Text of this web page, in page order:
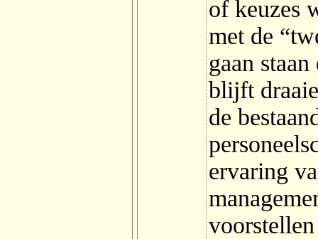
of keuzes
met de
gaan
blijft
de
ervaring